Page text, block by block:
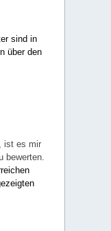
sind in
über den
ist es mir
bewerten.